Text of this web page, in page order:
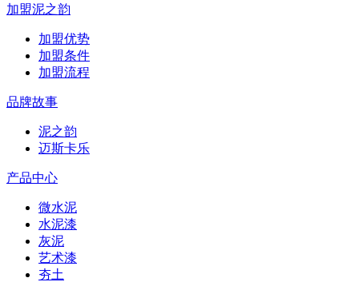
加盟泥之韵
加盟优势
加盟条件
加盟流程
品牌故事
泥之韵
迈斯卡乐
产品中心
微水泥
水泥漆
灰泥
艺术漆
夯土